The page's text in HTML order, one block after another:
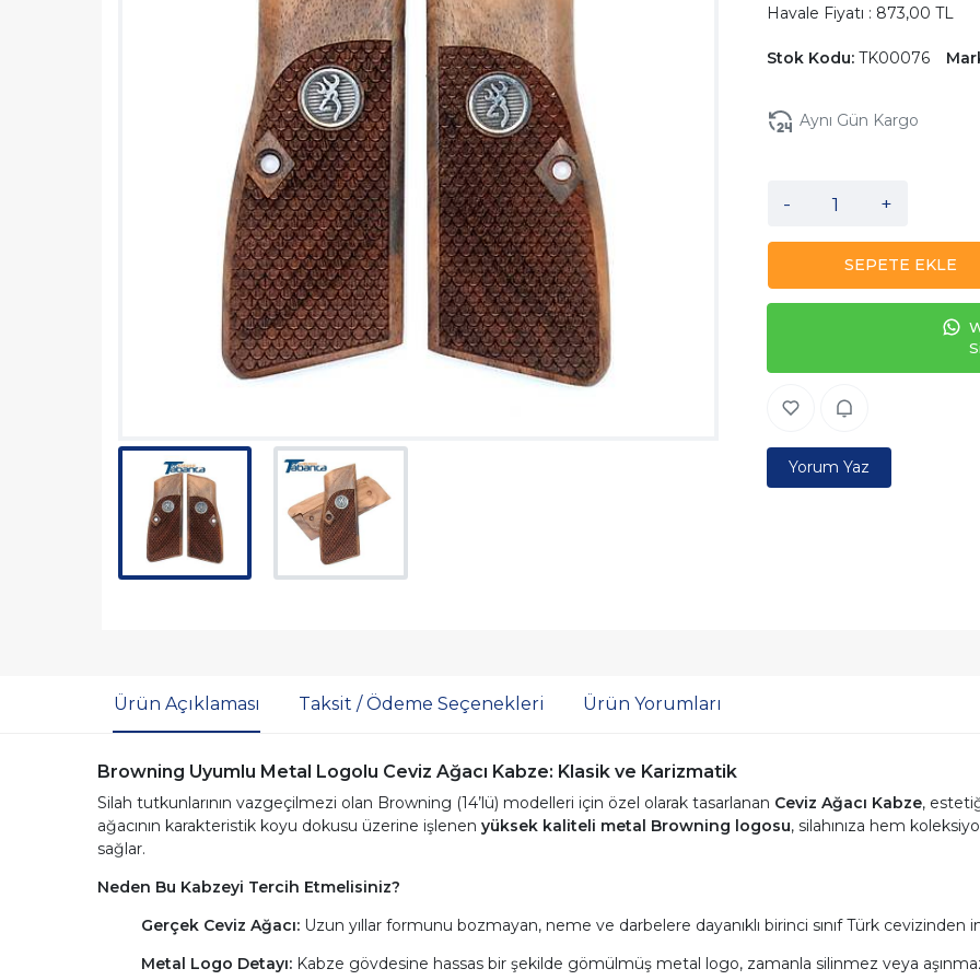
Havale Fiyatı : 873,00 TL
Stok Kodu: TK00076
Aynı Gün Kargo
- +
SEPETE EKLE
Yorum Yaz
Ürün Açıklaması Taksit / Ödeme Seçenekleri Ürün Yorumları
Browning Uyumlu Metal Logolu Ceviz Ağacı Kabze: Klasik ve Karizmatik
Silah tutkunlarının vazgeçilmezi olan Browning (14’lü) modelleri için özel olarak tasarlanan Ceviz Ağacı Kabze,
ağacının karakteristik koyu dokusu üzerine işlenen yüksek kaliteli metal Browning logosu, silahınıza hem
sağlar.
Neden Bu Kabzeyi Tercih Etmelisiniz?
Gerçek Ceviz Ağacı:Uzun yıllar formunu bozmayan, neme ve darbelere dayanıklı birinci sınıf Türk cevizinden
Metal Logo Detayı:Kabze gövdesine hassas bir şekilde gömülmüş metal logo, zamanla silinmez veya